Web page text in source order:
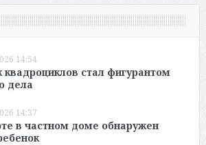
14:54
квадроциклов стал фигурантом
дела
14:37
в частном доме обнаружен